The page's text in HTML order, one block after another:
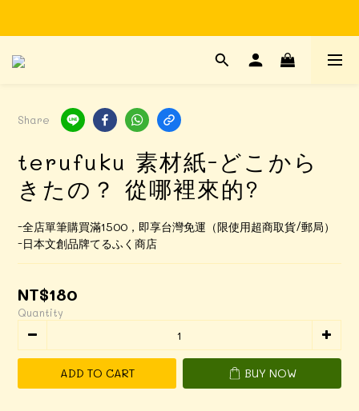
Time to enjoy STATIONERY!
Share
terufuku 素材紙-どこから
きたの？ 從哪裡來的?
-全店單筆購買滿1500，即享台灣免運（限使用超商取貨/郵局）
-日本文創品牌てるふく商店
NT$180
Quantity
ADD TO CART BUY NOW